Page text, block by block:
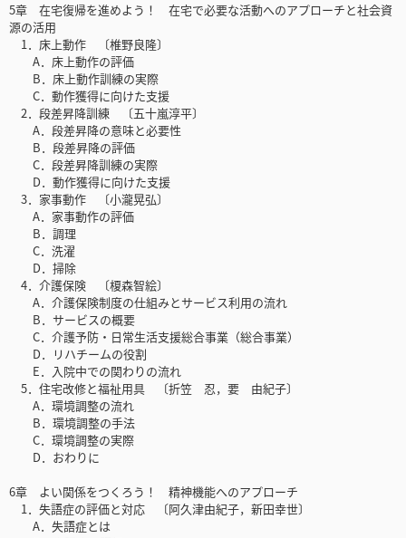
5章 在宅復帰を進めよう！ 在宅で必要な活動へのアプローチと社会資
源の活用
1．床上動作 〔椎野良隆〕
A．床上動作の評価
B．床上動作訓練の実際
C．動作獲得に向けた支援
2．段差昇降訓練 〔五十嵐淳平〕
A．段差昇降の意味と必要性
B．段差昇降の評価
C．段差昇降訓練の実際
D．動作獲得に向けた支援
3．家事動作 〔小瀧晃弘〕
A．家事動作の評価
B．調理
C．洗濯
D．掃除
4．介護保険 〔榎森智絵〕
A．介護保険制度の仕組みとサービス利用の流れ
B．サービスの概要
C．介護予防・日常生活支援総合事業（総合事業）
D．リハチームの役割
E．入院中での関わりの流れ
5．住宅改修と福祉用具 〔折笠 忍，要 由紀子〕
A．環境調整の流れ
B．環境調整の手法
C．環境調整の実際
D．おわりに
6章 よい関係をつくろう！ 精神機能へのアプローチ
1．失語症の評価と対応 〔阿久津由紀子，新田幸世〕
A．失語症とは